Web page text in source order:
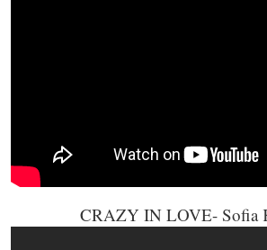
CRAZY IN LOVE- Sofia